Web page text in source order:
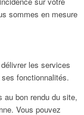
sommes en mesure
les services
fonctionnalités.
au bon rendu du site,
Vous pouvez